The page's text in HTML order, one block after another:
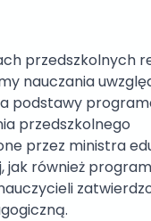
przedszkolnych
nauczania
podstawy
przedszkolnego
przez ministra
jak również